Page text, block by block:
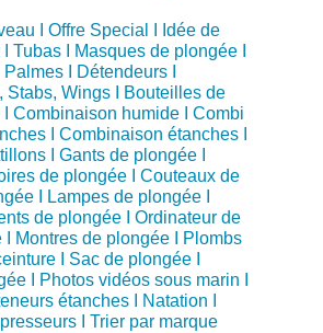
Offre Special
Idée de
Tubas Masques de plongée
PalmesI DétendeursI
Stabs, Wings
Bouteilles de
I Combinaison humideI Combi
Combinaison étanches
Gants de plongée
de plongée
Couteaux de
I Lampes de plongéeI
de plongéeI Ordinateur de
I Montres de plongéeI
Plombs
Sac de plongée
Photos vidéos sous marin
étanches
Natation
I Trier par marque